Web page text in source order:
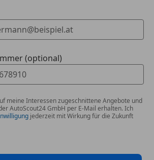
(optional)
meine Interessen zugeschnittene Angebote und
AutoScout24 GmbH per E-Mail erhalten. Ich
jederzeit mit Wirkung für die Zukunft